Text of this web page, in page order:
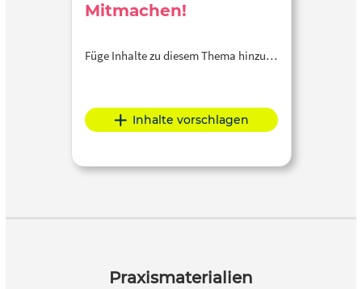
Mitmachen!
Füge Inhalte zu diesem Thema hinzu…
Inhalte vorschlagen
Praxismaterialien